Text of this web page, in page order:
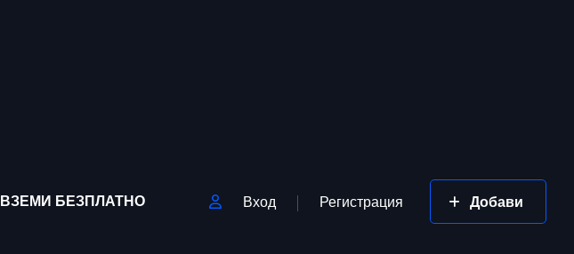
ВЗЕМИ БЕЗПЛАТНО Вход Регистрация Добави